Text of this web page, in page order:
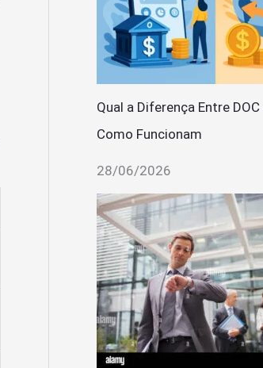
Qual a Diferença Entre DOC
Como Funcionam
28/06/2026